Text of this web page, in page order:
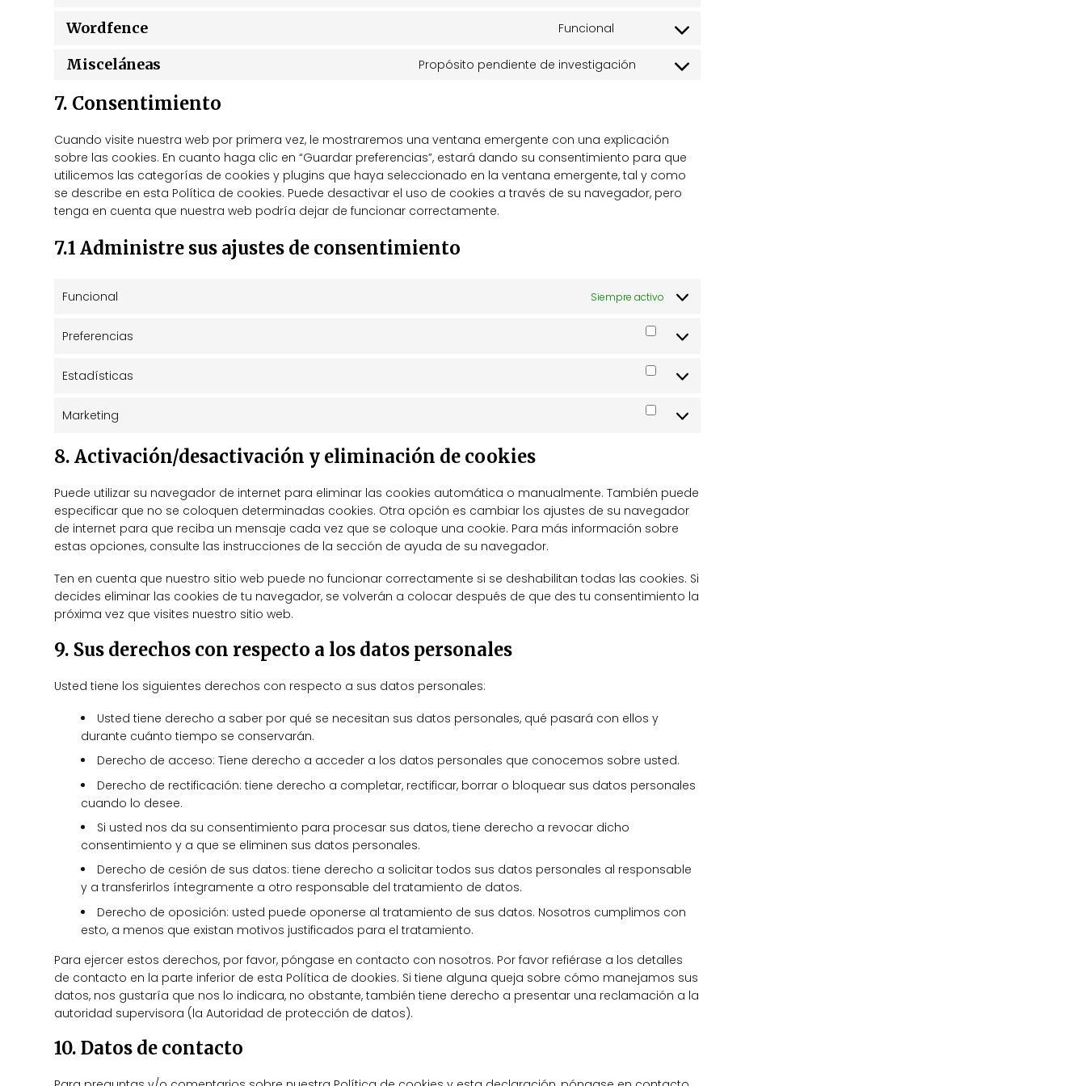
js
Wordfence Funcional
service
Misceláneas Propósito pendiente de investigación
Consent
7. Consentimiento
Cuando visite nuestra web por primera vez, le mostraremos una ventana emergente con una explicación
sobre las cookies. En cuanto haga clic en “Guardar preferencias”, estará dando su consentimiento para que
utilicemos las categorías de cookies y plugins que haya seleccionado en la ventana emergente, tal y como
se describe en esta Política de cookies. Puede desactivar el uso de cookies a través de su navegador, pero
tenga en cuenta que nuestra web podría dejar de funcionar correctamente.
7.1 Administre sus ajustes de consentimiento
Funcional Siempre activo
Preferencias Preferencias
Estadísticas Estadísticas
Marketing Marketing
8. Activación/desactivación y eliminación de cookies
Puede utilizar su navegador de internet para eliminar las cookies automática o manualmente. También puede
especificar que no se coloquen determinadas cookies. Otra opción es cambiar los ajustes de su navegador
de internet para que reciba un mensaje cada vez que se coloque una cookie. Para más información sobre
estas opciones, consulte las instrucciones de la sección de ayuda de su navegador.
Ten en cuenta que nuestro sitio web puede no funcionar correctamente si se deshabilitan todas las cookies. Si
decides eliminar las cookies de tu navegador, se volverán a colocar después de que des tu consentimiento la
próxima vez que visites nuestro sitio web.
9. Sus derechos con respecto a los datos personales
Usted tiene los siguientes derechos con respecto a sus datos personales:
Usted tiene derecho a saber por qué se necesitan sus datos personales, qué pasará con ellos y
durante cuánto tiempo se conservarán.
Derecho de acceso: Tiene derecho a acceder a los datos personales que conocemos sobre usted.
Derecho de rectificación: tiene derecho a completar, rectificar, borrar o bloquear sus datos personales
cuando lo desee.
Si usted nos da su consentimiento para procesar sus datos, tiene derecho a revocar dicho
consentimiento y a que se eliminen sus datos personales.
Derecho de cesión de sus datos: tiene derecho a solicitar todos sus datos personales al responsable
y a transferirlos íntegramente a otro responsable del tratamiento de datos.
Derecho de oposición: usted puede oponerse al tratamiento de sus datos. Nosotros cumplimos con
esto, a menos que existan motivos justificados para el tratamiento.
Para ejercer estos derechos, por favor, póngase en contacto con nosotros. Por favor refiérase a los detalles
de contacto en la parte inferior de esta Política de dookies. Si tiene alguna queja sobre cómo manejamos sus
datos, nos gustaría que nos lo indicara, no obstante, también tiene derecho a presentar una reclamación a la
autoridad supervisora (la Autoridad de protección de datos).
10. Datos de contacto